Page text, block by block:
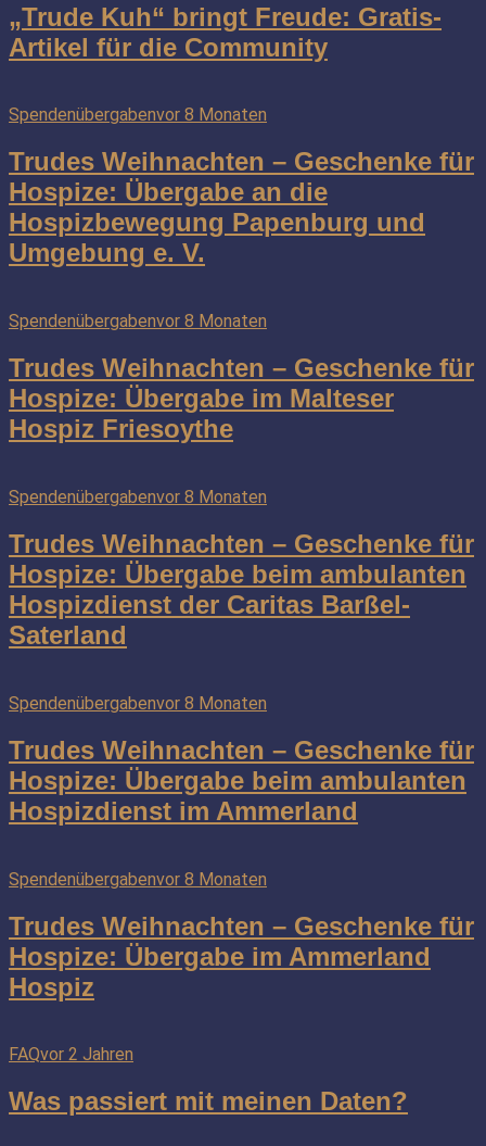
„Trude Kuh“ bringt Freude: Gratis-
Artikel für die Community
Spendenübergabenvor 8 Monaten
Trudes Weihnachten – Geschenke für
Hospize: Übergabe an die
Hospizbewegung Papenburg und
Umgebung e. V.
Spendenübergabenvor 8 Monaten
Trudes Weihnachten – Geschenke für
Hospize: Übergabe im Malteser
Hospiz Friesoythe
Spendenübergabenvor 8 Monaten
Trudes Weihnachten – Geschenke für
Hospize: Übergabe beim ambulanten
Hospizdienst der Caritas Barßel-
Saterland
Spendenübergabenvor 8 Monaten
Trudes Weihnachten – Geschenke für
Hospize: Übergabe beim ambulanten
Hospizdienst im Ammerland
Spendenübergabenvor 8 Monaten
Trudes Weihnachten – Geschenke für
Hospize: Übergabe im Ammerland
Hospiz
FAQvor 2 Jahren
Was passiert mit meinen Daten?